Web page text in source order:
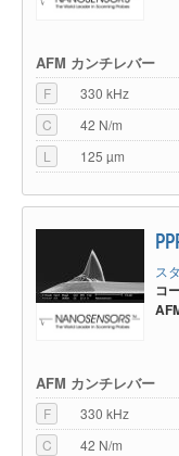
AFM カンチレバー
F
330 kHz
C
42 N/m
L
125 µm
ス
コ
AFM カンチレバー
F
330 kHz
C
42 N/m